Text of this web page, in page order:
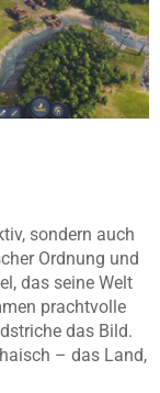
sondern auch
Ordnung und
das seine Welt
prachtvolle
das Bild.
– das Land,